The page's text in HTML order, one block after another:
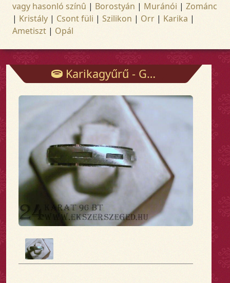
vagy hasonló színû | Borostyán | Muránói | Zománc
| Kristály | Csont füli | Szilikon | Orr | Karika |
Ametiszt | Opál
Karikagyűrű - Gyűrűk - Arany és ezüst ékszerek